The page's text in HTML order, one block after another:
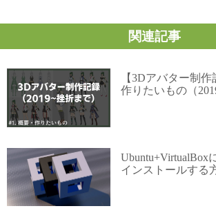
関連記事
【3Dアバター制作
作りたいもの（
Ubuntu+VirtualBox
インストールする